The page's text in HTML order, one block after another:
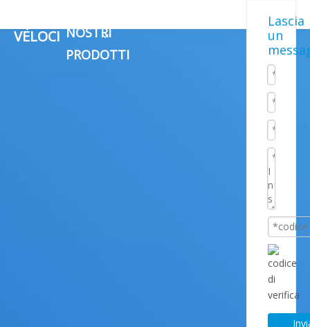
VELOCI NOSTRI
PRODOTTI
Lascia
un